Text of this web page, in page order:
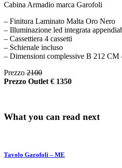
Cabina Armadio marca Garofoli
– Finitura Laminato Malta Oro Nero
– Illuminazione led integrata
– Cassettiera 4 cassetti
– Schienale incluso
– Dimensioni complessive B 212
Prezzo 2100
Prezzo Outlet € 1350
What you can read next
Tavolo Garofoli – ME